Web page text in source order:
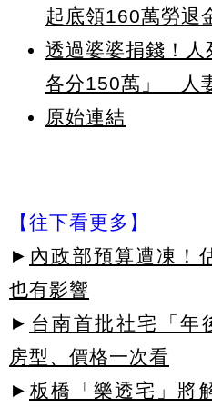
起底領160萬勞退
透過婆婆捐錢！
各分150萬」 人
原始連結
【往下看更多】
► 內政部預算遭凍！
也有影響
► 台南首批社宅「年
房型、價格一次看
► 板橋「樂透宅」將